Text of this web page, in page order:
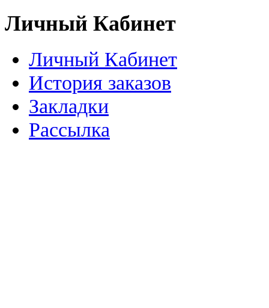
Личный Кабинет
Личный Кабинет
История заказов
Закладки
Рассылка